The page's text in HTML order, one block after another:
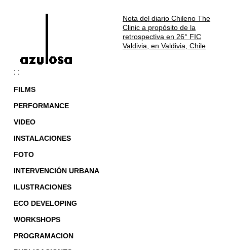
: :
FILMS
PERFORMANCE
VIDEO
INSTALACIONES
FOTO
INTERVENCIÓN URBANA
ILUSTRACIONES
ECO DEVELOPING
WORKSHOPS
PROGRAMACION
Nota del diario Chileno The
Clinic a propósito de la
retrospectiva en 26° FIC
Valdivia, en Valdivia, Chile